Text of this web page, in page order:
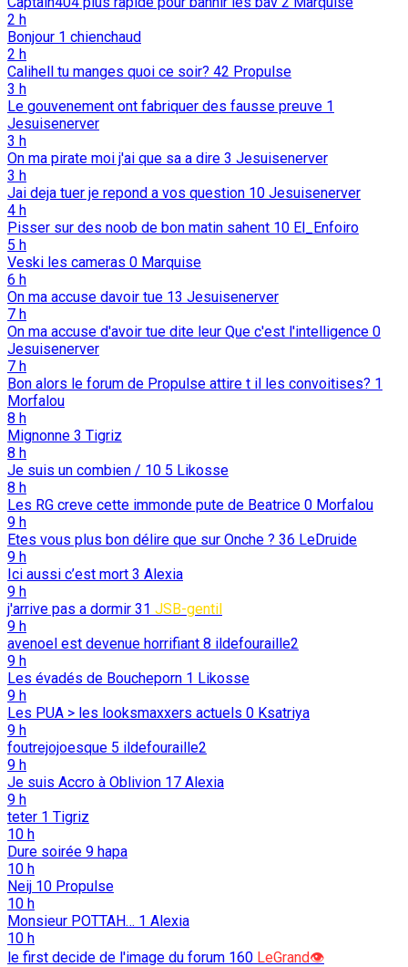
2 h
Bonjour 1 chienchaud
2 h
Calihell tu manges quoi ce soir? 42 Propulse
3 h
Le gouvenement ont fabriquer des fausse preuve 1
Jesuisenerver
3 h
On ma pirate moi j'ai que sa a dire 3 Jesuisenerver
3 h
Jai deja tuer je repond a vos question 10 Jesuisenerver
4 h
Pisser sur des noob de bon matin sahent 10 El_Enfoiro
5 h
Veski les cameras 0 Marquise
6 h
On ma accuse davoir tue 13 Jesuisenerver
7 h
On ma accuse d'avoir tue dite leur Que c'est l'intelligence 0
Jesuisenerver
7 h
Bon alors le forum de Propulse attire t il les convoitises? 1
Morfalou
8 h
Mignonne 3 Tigriz
8 h
Je suis un combien / 10 5 Likosse
8 h
Les RG creve cette immonde pute de Beatrice 0 Morfalou
9 h
Etes vous plus bon délire que sur Onche ? 36 LeDruide
9 h
Ici aussi c’est mort 3 Alexia
9 h
j'arrive pas a dormir 31 JSB-gentil
9 h
avenoel est devenue horrifiant 8 ildefouraille2
9 h
Les évadés de Boucheporn 1 Likosse
9 h
Les PUA > les looksmaxxers actuels 0 Ksatriya
9 h
foutrejojoesque 5 ildefouraille2
9 h
Je suis Accro à Oblivion 17 Alexia
9 h
teter 1 Tigriz
10 h
Dure soirée 9 hapa
10 h
Neij 10 Propulse
10 h
Monsieur POTTAH… 1 Alexia
10 h
le first decide de l'image du forum 160 LeGrand👁️